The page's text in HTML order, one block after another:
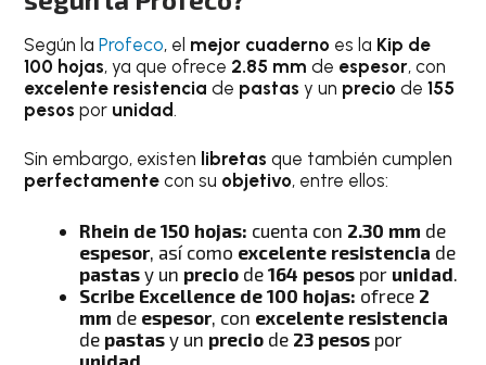
Según laProfeco, el mejor cuaderno es la Kip de
100 hojas, ya que ofrece 2.85 mmde espesor, con
excelente resistencia de pastasy un preciode155
pesos por unidad.
Sin embargo, existen libretasque también cumplen
perfectamentecon su objetivo, entre ellos:
Rhein de 150 hojas: cuenta con 2.30 mm de
espesor, así como excelente resistencia de
pastasy un precio de164 pesos por unidad
Scribe Excellence de 100 hojas: ofrece 2
mm de espesor, con excelente resistencia
de pastasy un precio de 23 pesos por
unidad